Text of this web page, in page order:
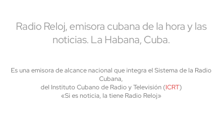
Radio Reloj, emisora cubana de la hora y las
noticias. La Habana, Cuba.
Es una emisora de alcance nacional que integra el Sistema de la Radio
Cubana,
del Instituto Cubano de Radio y Televisión (ICRT)
«Si es noticia, la tiene Radio Reloj»